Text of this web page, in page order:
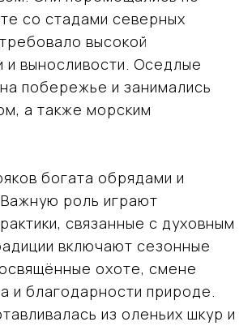
со стадами северных
высокой
и выносливости. Оседлые
побережье и занимались
а также морским
богата обрядами и
роль играют
связанные с духовным
включают сезонные
охоте, смене
и благодарности природе.
из оленьих шкур и